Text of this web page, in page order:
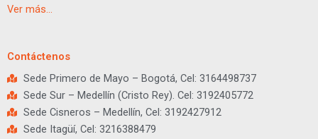
Ver más…
Contáctenos
Sede Primero de Mayo – Bogotá, Cel: 3164498737
Sede Sur – Medellín (Cristo Rey). Cel: 3192405772
Sede Cisneros – Medellín, Cel: 3192427912
Sede Itagüí, Cel: 3216388479